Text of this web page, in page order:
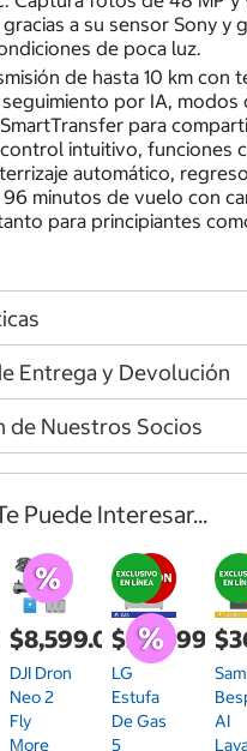
a su sensor Sony y
de poca luz.
de hasta 10 km con
seguimiento por IA,
para
intuitivo, funciones
automático,
96 minutos de vuelo con
para principiantes
Entrega y Devolución
de Nuestros Socios
Puede Interesar...
$8,599.00
DJI Dron
Neo 2
Fly
More
$26,499.00
LG
Estufa
De Gas
5
AI